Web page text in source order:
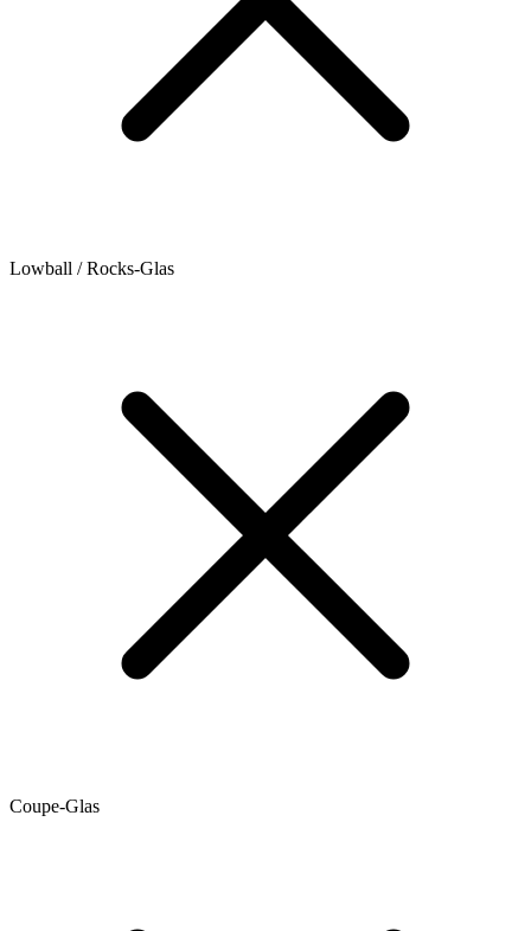
Lowball / Rocks-Glas
Coupe-Glas